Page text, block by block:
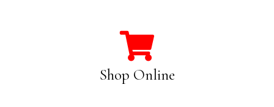
Shop Online